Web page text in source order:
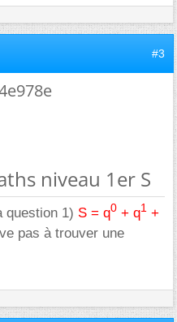
#3
niveau 1er S
question 1) S = q0 + q1 +
pas à trouver une